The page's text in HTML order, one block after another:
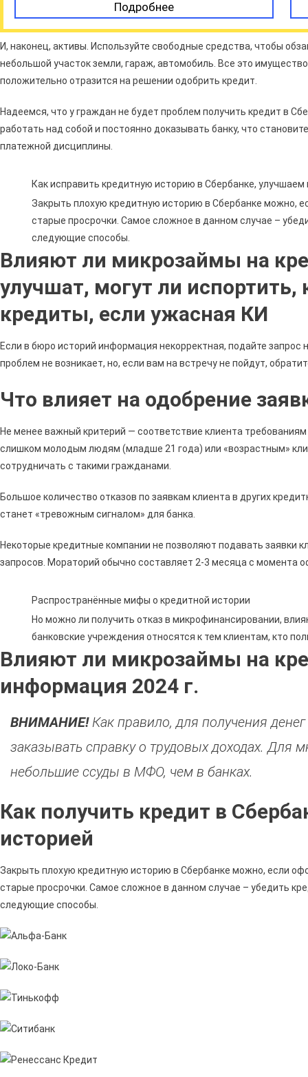
Подробнее
И, наконец, активы. Используйте свободные средства, чтобы
небольшой участок земли, гараж, автомобиль. Все это
положительно отразится на решении одобрить кредит.
Надеемся, что у граждан не будет проблем получить кредит в
работать над собой и постоянно доказывать банку, что
платежной дисциплины.
Как исправить кредитную историю в Сбербанке,
Закрыть плохую кредитную историю в Сбербанке можно,
старые просрочки. Самое сложное в данном случае –
следующие способы.
Влияют ли микрозаймы на
улучшат, могут ли испортить,
кредиты, если ужасная КИ
Если в бюро историй информация некорректная, подайте
проблем не возникает, но, если вам на встречу не пойдут,
Что влияет на одобрение
Не менее важный критерий — соответствие клиента
слишком молодым людям (младше 21 года) или «возрастным»
сотрудничать с такими гражданами.
Большое количество отказов по заявкам клиента в других
станет «тревожным сигналом» для банка.
Некоторые кредитные компании не позволяют подавать заявки
запросов. Мораторий обычно составляет 2-3 месяца с момента
Распространённые мифы о кредитной истории
Но можно ли получить отказ в микрофинансировании,
банковские учреждения относятся к тем клиентам, кто
Влияют ли микрозаймы на
информация 2024 г.
ВНИМАНИЕ!Как правило, для получения
заказывать справку о трудовых доходах. Для
небольшие ссуды в МФО, чем в банках.
Как получить кредит в
историей
Закрыть плохую кредитную историю в Сбербанке можно, если
старые просрочки. Самое сложное в данном случае – убедить
следующие способы.